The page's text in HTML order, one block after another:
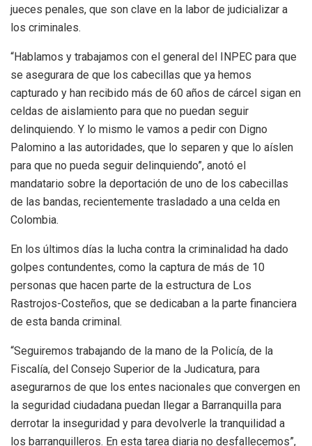
jueces penales, que son clave en la labor de judicializar a
los criminales.
“Hablamos y trabajamos con el general del INPEC para que
se asegurara de que los cabecillas que ya hemos
capturado y han recibido más de 60 años de cárcel sigan en
celdas de aislamiento para que no puedan seguir
delinquiendo. Y lo mismo le vamos a pedir con Digno
Palomino a las autoridades, que lo separen y que lo aíslen
para que no pueda seguir delinquiendo”, anotó el
mandatario sobre la deportación de uno de los cabecillas
de las bandas, recientemente trasladado a una celda en
Colombia.
En los últimos días la lucha contra la criminalidad ha dado
golpes contundentes, como la captura de más de 10
personas que hacen parte de la estructura de Los
Rastrojos-Costeños, que se dedicaban a la parte financiera
de esta banda criminal.
“Seguiremos trabajando de la mano de la Policía, de la
Fiscalía, del Consejo Superior de la Judicatura, para
asegurarnos de que los entes nacionales que convergen en
la seguridad ciudadana puedan llegar a Barranquilla para
derrotar la inseguridad y para devolverle la tranquilidad a
los barranquilleros. En esta tarea diaria no desfallecemos”,